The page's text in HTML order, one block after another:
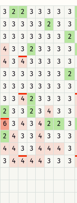
3 2 2 3 3 3 3
3
3 3 3 3 3 2 3
3
3 3 3 3 3 3 3
2
4 3 3 2 3 3 3
3
4 3 4 3 3 3 3
3
3 3 3 3 3 3 3
2
3 3 3 3 3 3 3
3
3 3 4 2 3 3 3
3
2 3 3 2 3 4 3
3
6 3 4 3 4 2 2
3
2 4 3 3 4 3 3
3
4 4 3 3 4 4 4
3
3 4 4 4 4 3 3
3